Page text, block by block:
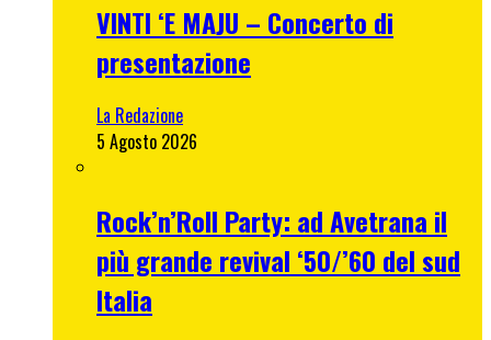
VINTI ‘E MAJU – Concerto di
presentazione
La Redazione
5 Agosto 2026
Rock’n’Roll Party: ad Avetrana il
più grande revival ‘50/’60 del sud
Italia